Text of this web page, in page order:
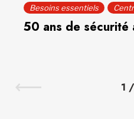
Besoins essentiels
50 ans de sécurité
1 /